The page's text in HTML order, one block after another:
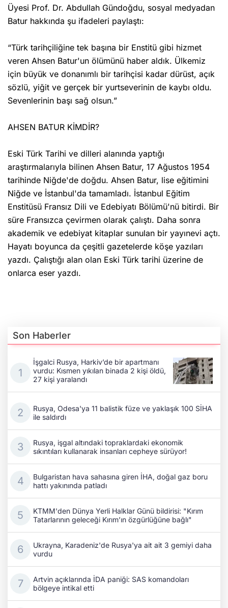
Üyesi Prof. Dr. Abdullah Gündoğdu, sosyal medyadan
Batur hakkında şu ifadeleri paylaştı:
“Türk tarihçiliğine tek başına bir Enstitü gibi hizmet
veren Ahsen Batur'un ölümünü haber aldık. Ülkemiz
için büyük ve donanımlı bir tarihçisi kadar dürüst, açık
sözlü, yiğit ve gerçek bir yurtseverinin de kaybı oldu.
Sevenlerinin başı sağ olsun.”
AHSEN BATUR KİMDİR?
Eski Türk Tarihi ve dilleri alanında yaptığı
araştırmalarıyla bilinen Ahsen Batur, 17 Ağustos 1954
tarihinde Niğde'de doğdu. Ahsen Batur, lise eğitimini
Niğde ve İstanbul'da tamamladı. İstanbul Eğitim
Enstitüsü Fransız Dili ve Edebiyatı Bölümü'nü bitirdi. Bir
süre Fransızca çevirmen olarak çalıştı. Daha sonra
akademik ve edebiyat kitaplar sunulan bir yayınevi açtı.
Hayatı boyunca da çeşitli gazetelerde köşe yazıları
yazdı. Çalıştığı alan olan Eski Türk tarihi üzerine de
onlarca eser yazdı.
Son Haberler
İşgalci Rusya, Harkiv’de bir apartmanı
vurdu: Kısmen yıkılan binada 2 kişi öldü,
27 kişi yaralandı
Rusya, Odesa'ya 11 balistik füze ve yaklaşık 100 SİHA
ile saldırdı
Rusya, işgal altındaki topraklardaki ekonomik
sıkıntıları kullanarak insanları cepheye sürüyor!
Bulgaristan hava sahasına giren İHA, doğal gaz boru
hattı yakınında patladı
KTMM'den Dünya Yerli Halklar Günü bildirisi: "Kırım
Tatarlarının geleceği Kırım’ın özgürlüğüne bağlı"
Ukrayna, Karadeniz'de Rusya'ya ait ait 3 gemiyi daha
vurdu
Artvin açıklarında İDA paniği: SAS komandoları
bölgeye intikal etti